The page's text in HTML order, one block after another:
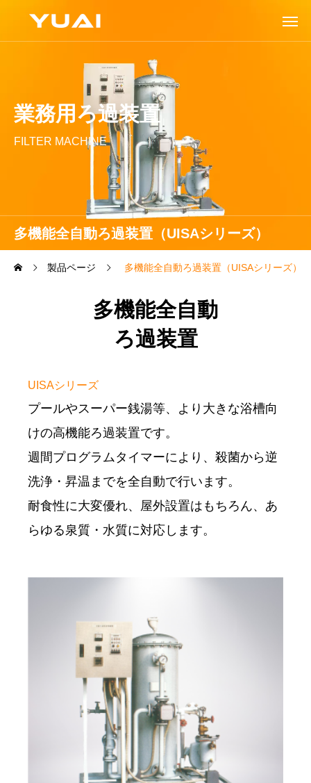
多機能全自動ろ過装置（UISAシリーズ）
業務用ろ過装置
FILTER MACHINE
製品ページ 多機能全自動ろ過装置（UISAシリーズ）
多機能全自動
ろ過装置
UISAシリーズ
プールやスーパー銭湯等、より大きな浴槽向
けの高機能ろ過装置です。
週間プログラムタイマーにより、殺菌から逆
洗浄・昇温までを全自動で行います。
耐食性に大変優れ、屋外設置はもちろん、あ
らゆる泉質・水質に対応します。